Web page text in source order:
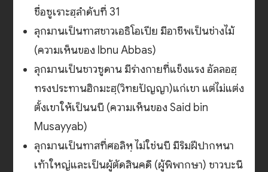
ชื่อซูเราะฮฺลำดับที่ 31
ลุกมานเป็นทาสชาวเอธิโอเปีย มีอาชีพเป็นช่างไม้
(ความเห็นของ Ibnu Abbas)
ลุกมานเป็นชาวซูดาน มีร่างกายที่แข็งแรง อัลลอฮฺ
ทรงประทานฮิกมะฮฺ(วิทยปัญญา)แก่เขา แต่ไม่แต่ง
ตั้งเขาให้เป็นนบี (ความเห็นของ Said bin
Musayyab)
ลุกมานเป็นทาสที่ศอลิหฺ ไม่ใช่นบี มีริมฝีปากหนา
เท้าใหญ่และเป็นผู้ตัดสินคดี (ผู้พิพากษา) ชาวบะนี